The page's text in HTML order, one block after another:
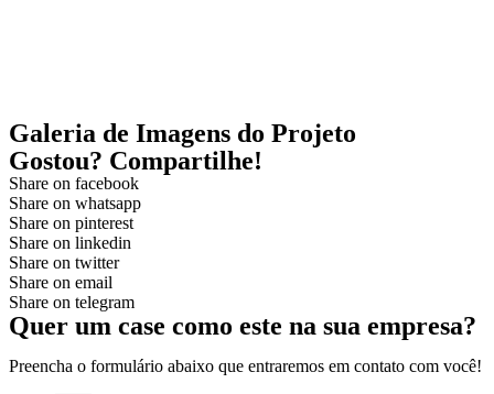
Galeria de Imagens do Projeto
Gostou? Compartilhe!
Share on facebook
Share on whatsapp
Share on pinterest
Share on linkedin
Share on twitter
Share on email
Share on telegram
Quer um case como este na sua empresa?
Preencha o formulário abaixo que entraremos em contato com você!